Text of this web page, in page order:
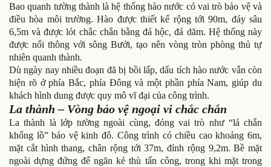
Bao quanh tường thành là hệ thống hào nước có vai trò bảo vệ và
điều hòa môi trường. Hào được thiết kế rộng tới 90m, đáy sâu
6,5m và được lót chắc chắn bằng đá hộc, đá dăm. Hệ thống này
được nối thông với sông Bưởi, tạo nên vòng tròn phòng thủ tự
nhiên quanh thành.
Dù ngày nay nhiều đoạn đã bị bồi lấp, dấu tích hào nước vẫn còn
hiện rõ ở phía Bắc, phía Đông và một phần phía Nam, giúp du
khách hình dung được quy mô vĩ đại của công trình.
La thành – Vòng bảo vệ ngoại vi chắc chắn
La thành là lớp tường ngoài cùng, đóng vai trò như “lá chắn
khổng lồ” bảo vệ kinh đô. Công trình có chiều cao khoảng 6m,
mặt cắt hình thang, chân rộng tới 37m, đỉnh rộng 9,2m. Bề mặt
ngoài dựng đứng để ngăn kẻ thù tấn công, trong khi mặt trong